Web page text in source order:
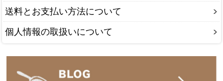
送料とお支払い方法について
個人情報の取扱いについて